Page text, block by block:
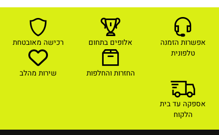
אפשרות הזמנה
טלפונית
אלופים בתחום רכישה מאובטחת
החזרות והחלפות שירות מהלב
אספקה עד בית
הלקוח